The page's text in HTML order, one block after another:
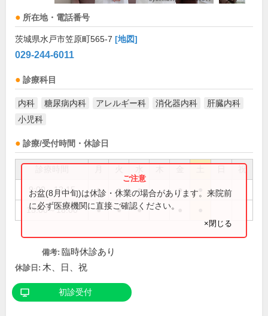
所在地・電話番号
茨城県水戸市笠原町565-7 [地図]
029-244-6011
診療科目
内科 糖尿病内科 アレルギー科 消化器内科
肝臓内科
小児科
診療/受付時間・休診日
9:00～12:15 ● ● ● ●
15:00～18:00 ● ● ●
お盆(8月中旬)は休診・休業の場合があります。来院前
に必ず医療機関に直接ご確認ください。
×閉じる
備考: 臨時休診あり
休診日: 木、日、祝
初診受付